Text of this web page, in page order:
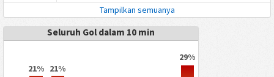
Tampilkan semuanya
Seluruh Gol dalam 10 min
21% 21%
29%